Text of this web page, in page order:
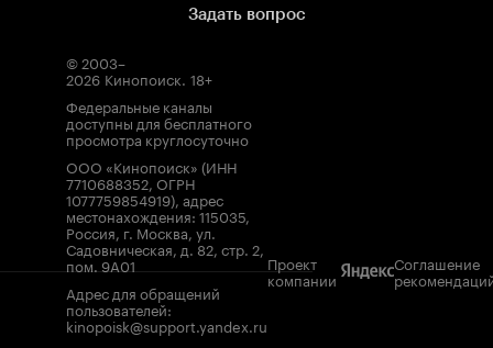
Задать вопрос
© 2003–
2026 Кинопоиск. 18+
Федеральные каналы
доступны для бесплатного
просмотра круглосуточно
ООО «Кинопоиск» (ИНН
7710688352, ОГРН
1077759854919), адрес
местонахождения: 115035,
Россия, г. Москва, ул.
Садовническая, д. 82, стр. 2,
пом. 9А01
Адрес для обращений
пользователей:
kinopoisk@support.yandex.ru
Проект
компании
Соглашение